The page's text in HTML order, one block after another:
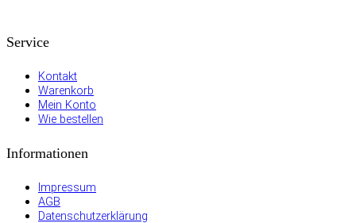
Service
Kontakt
Warenkorb
Mein Konto
Wie bestellen
Informationen
Impressum
AGB
Datenschutzerklärung